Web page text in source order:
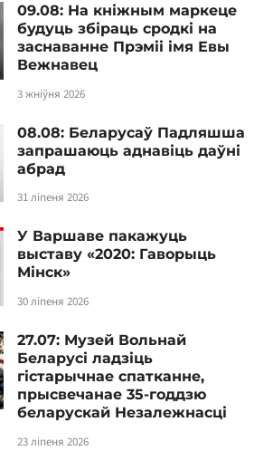
09.08: На кніжным маркеце
будуць збіраць сродкі на
заснаванне Прэміі імя Евы
Вежнавец
3 жніўня 2026
08.08: Беларусаў Падляшша
запрашаюць аднавіць даўні
абрад
31 ліпеня 2026
У Варшаве пакажуць
выставу «2020: Гаворыць
Мінск»
30 ліпеня 2026
27.07: Музей Вольнай
Беларусі ладзіць
гістарычнае спатканне,
прысвечанае 35-годдзю
беларускай Незалежнасці
23 ліпеня 2026